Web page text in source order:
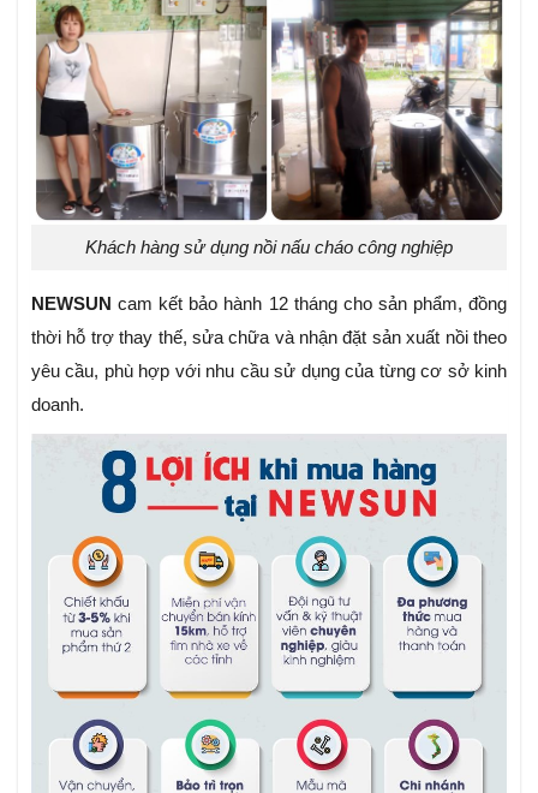
Khách hàng sử dụng nồi nấu cháo công nghiệp
NEWSUN cam kết bảo hành 12 tháng cho sản phẩm, đồng
thời hỗ trợ thay thế, sửa chữa và nhận đặt sản xuất nồi theo
yêu cầu, phù hợp với nhu cầu sử dụng của từng cơ sở kinh
doanh.